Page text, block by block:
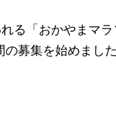
る「おかやまマ
募集を始めました